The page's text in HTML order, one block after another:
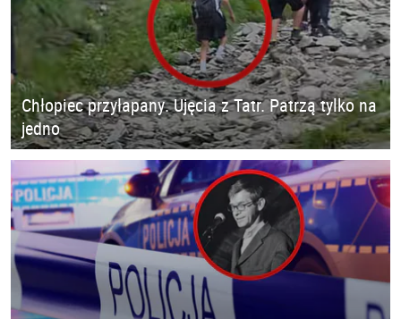
Chłopiec przyłapany. Ujęcia z Tatr. Patrzą tylko na
jedno